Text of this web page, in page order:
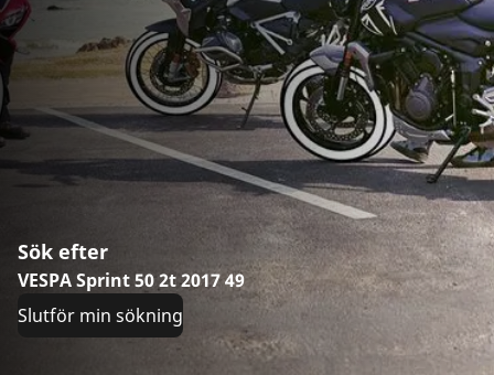
Sök efter
VESPA Sprint 50 2t 2017 49
Slutför min sökning